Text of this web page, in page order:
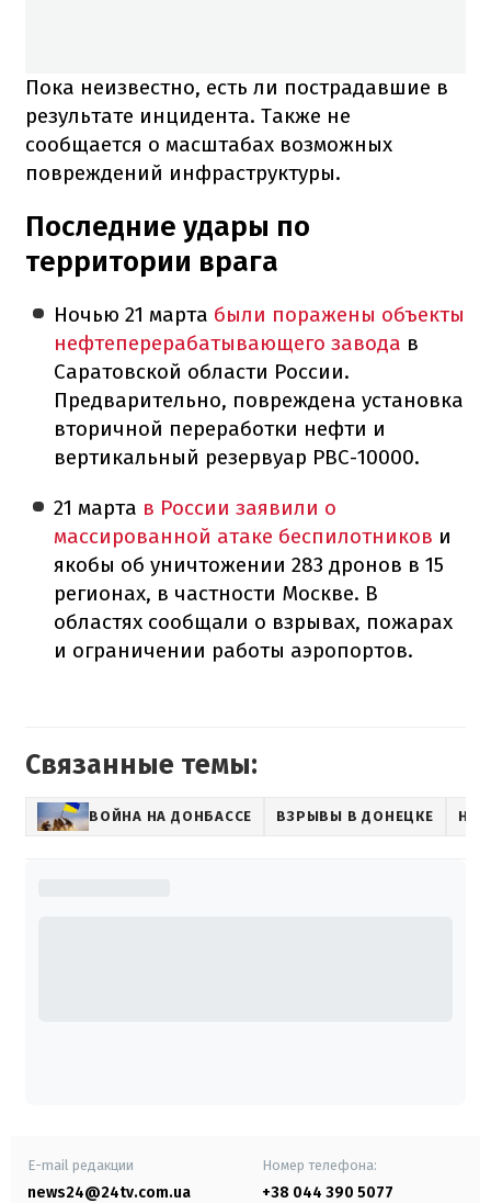
Пока неизвестно, есть ли пострадавшие в
результате инцидента. Также не
сообщается о масштабах возможных
повреждений инфраструктуры.
Последние удары по
территории врага
Ночью 21 марта были поражены объекты
нефтеперерабатывающего завода в
Саратовской области России.
Предварительно, повреждена установка
вторичной переработки нефти и
вертикальный резервуар РВС-10000.
21 марта в России заявили о
массированной атаке беспилотников и
якобы об уничтожении 283 дронов в 15
регионах, в частности Москве. В
областях сообщали о взрывах, пожарах
и ограничении работы аэропортов.
Связанные темы:
ВОЙНА НА ДОНБАССЕ ВЗРЫВЫ В ДОНЕЦКЕ
E-mail редакции
news24@24tv.com.ua
Номер телефона:
+38 044 390 5077